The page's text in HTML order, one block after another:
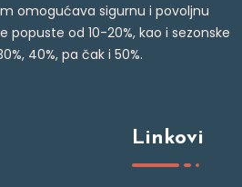
omogućava sigurnu i povoljnu
popuste od 10-20%, kao i sezonske
40%, pa čak i 50%.
Linkovi